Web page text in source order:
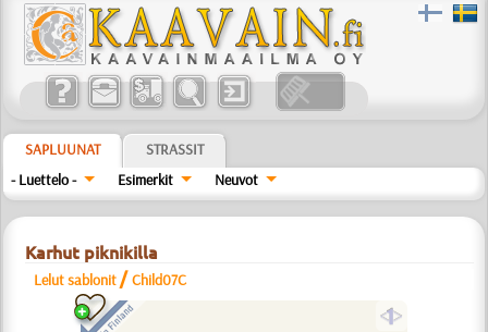
SAPLUUNAT
STRASSIT
- Luettelo -
Esimerkit Neuvot
Karhut piknikilla
Lelut sablonit /Child07C
a